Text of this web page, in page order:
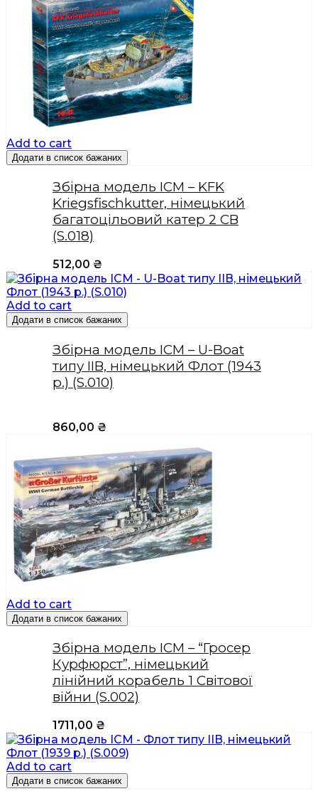
Add to cart
Додати в список бажаних
Збірна модель ICM – KFK
Kriegsfischkutter, німецький
багатоцільовий катер 2 СВ
(S.018)
512,00 ₴
Add to cart
Додати в список бажаних
Збірна модель ICM – U-Boat
типу IIВ, німецький Флот (1943
р.) (S.010)
860,00 ₴
Add to cart
Додати в список бажаних
Збірна модель ICM – “Гросер
Курфюрст”, німецький
лінійний корабель 1 Світової
війни (S.002)
1711,00 ₴
Add to cart
Додати в список бажаних